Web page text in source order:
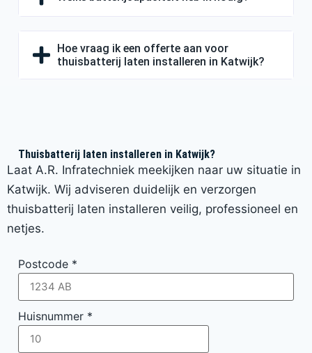
Hoe vraag ik een offerte aan voor
thuisbatterij laten installeren in Katwijk?
Thuisbatterij laten installeren in Katwijk?
Laat A.R. Infratechniek meekijken naar uw situatie in
Katwijk. Wij adviseren duidelijk en verzorgen
thuisbatterij laten installeren veilig, professioneel en
netjes.
Postcode *
Huisnummer *